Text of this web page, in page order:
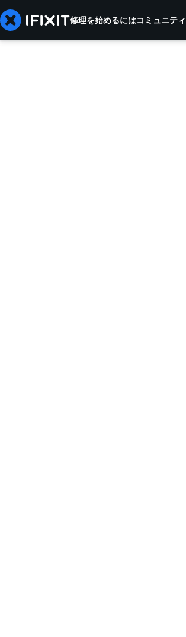
修理を始めるにはコミュニティ